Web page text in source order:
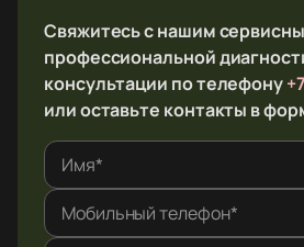
Свяжитесь с нашим
профессиональной
консультации по телефону
или оставьте контакты в
Имя*
Мобильный телефон*